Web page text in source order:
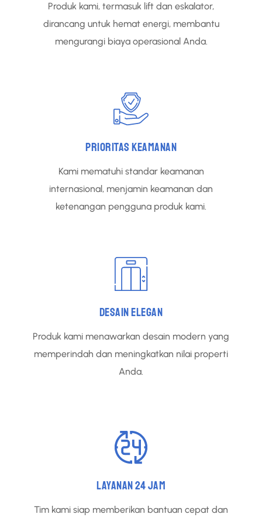
Produk kami, termasuk lift dan eskalator,
dirancang untuk hemat energi, membantu
mengurangi biaya operasional Anda.
PRIORITAS KEAMANAN
Kami mematuhi standar keamanan
internasional, menjamin keamanan dan
ketenangan pengguna produk kami.
DESAIN ELEGAN
Produk kami menawarkan desain modern yang
memperindah dan meningkatkan nilai properti
Anda.
LAYANAN 24 JAM
Tim kami siap memberikan bantuan cepat dan